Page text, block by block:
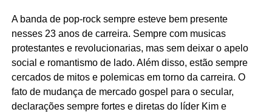
A banda de pop-rock sempre esteve bem presente
nesses 23 anos de carreira. Sempre com musicas
protestantes e revolucionarias, mas sem deixar o apelo
social e romantismo de lado. Além disso, estão sempre
cercados de mitos e polemicas em torno da carreira. O
fato de mudança de mercado gospel para o secular,
declarações sempre fortes e diretas do líder Kim e